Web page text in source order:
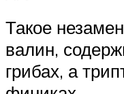
Такое
валин,
грибах, а